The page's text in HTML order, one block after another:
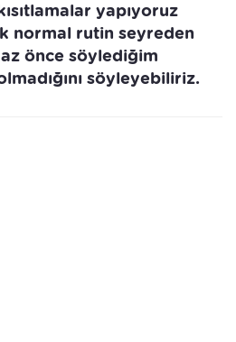
yapıyoruz
normal rutin seyreden
önce söylediğim
söyleyebiliriz.